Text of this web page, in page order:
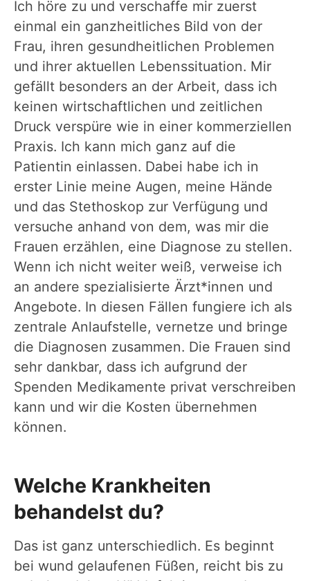
Ich höre zu und verschaffe mir zuerst
einmal ein ganzheitliches Bild von der
Frau, ihren gesundheitlichen Problemen
und ihrer aktuellen Lebenssituation. Mir
gefällt besonders an der Arbeit, dass ich
keinen wirtschaftlichen und zeitlichen
Druck verspüre wie in einer kommerziellen
Praxis. Ich kann mich ganz auf die
Patientin einlassen. Dabei habe ich in
erster Linie meine Augen, meine Hände
und das Stethoskop zur Verfügung und
versuche anhand von dem, was mir die
Frauen erzählen, eine Diagnose zu stellen.
Wenn ich nicht weiter weiß, verweise ich
an andere spezialisierte Ärzt*innen und
Angebote. In diesen Fällen fungiere ich als
zentrale Anlaufstelle, vernetze und bringe
die Diagnosen zusammen. Die Frauen sind
sehr dankbar, dass ich aufgrund der
Spenden Medikamente privat verschreiben
kann und wir die Kosten übernehmen
können.
Welche Krankheiten
behandelst du?
Das ist ganz unterschiedlich. Es beginnt
bei wund gelaufenen Füßen, reicht bis zu